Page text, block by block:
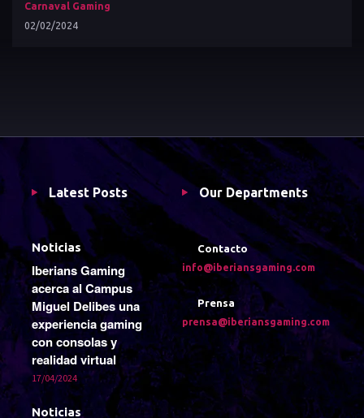
Carnaval Gaming
02/02/2024
Latest Posts
Noticias
Iberians Gaming
acerca al Campus
Miguel Delibes una
experiencia gaming
con consolas y
realidad virtual
17/04/2024
Noticias
Our Departments
Contacto
info@iberiansgaming.com
Prensa
prensa@iberiansgaming.com